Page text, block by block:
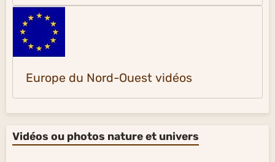
Europe du Nord-Ouest vidéos
Vidéos ou photos nature et univers